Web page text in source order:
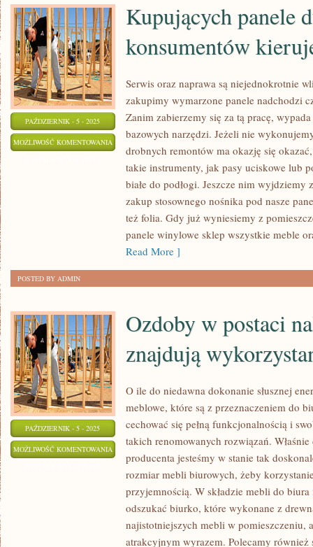
WĄTPLIWEGO
PAŹDZIERNIK - 5 - 2025
MOŻLIWOŚĆ KOMENTOWANIA KUPUJĄCYCH
Kupujących panele
konsumentów
Serwis oraz naprawa są niejednokrotnie
zakupimy wymarzone panele nadchodzi
Zanim zabierzemy się za tą pracę,
bazowych narzędzi. Jeżeli nie
drobnych remontów ma okazję się
takie instrumenty, jak pasy uciskowe lub
białe do podłogi. Jeszcze nim wyjdziemy
zakup stosownego nośnika pod nasze
też folia. Gdy już wyniesiemy z
panele winylowe sklep wszystkie meble
Read More ]
POSTED BY ADMIN
PAŹDZIERNIK - 5 - 2025
MOŻLIWOŚĆ KOMENTOWANIA
NALEPEK
Ozdoby w postaci
znajdują
O ile do niedawna dokonanie słusznej
meblowe, które są z przeznaczeniem do
cechować się pełną funkcjonalnością i
takich renomowanych rozwiązań.
producenta jesteśmy w stanie tak
rozmiar mebli biurowych, żeby
przyjemnością. W składzie mebli do
odszukać biurko, które wykonane z
najistotniejszych mebli w pomieszczeniu,
atrakcyjnym wyrazem. Polecamy również